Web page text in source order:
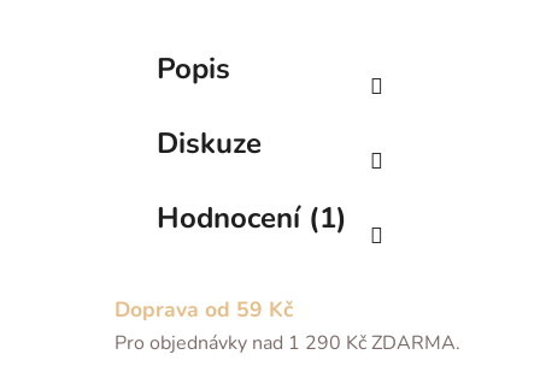
Doprava od 59 Kč
Pro objednávky nad 1 290 Kč ZDARMA.
Popis
Diskuze
Hodnocení (1)